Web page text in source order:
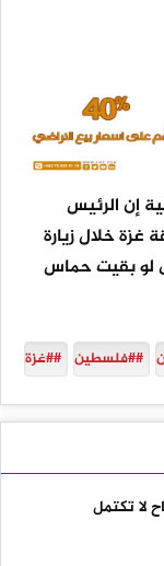
إن الرئيس
غزة خلال زيارة
لو بقيت حماس
##فلسطين ##غزة
لا تكتمل